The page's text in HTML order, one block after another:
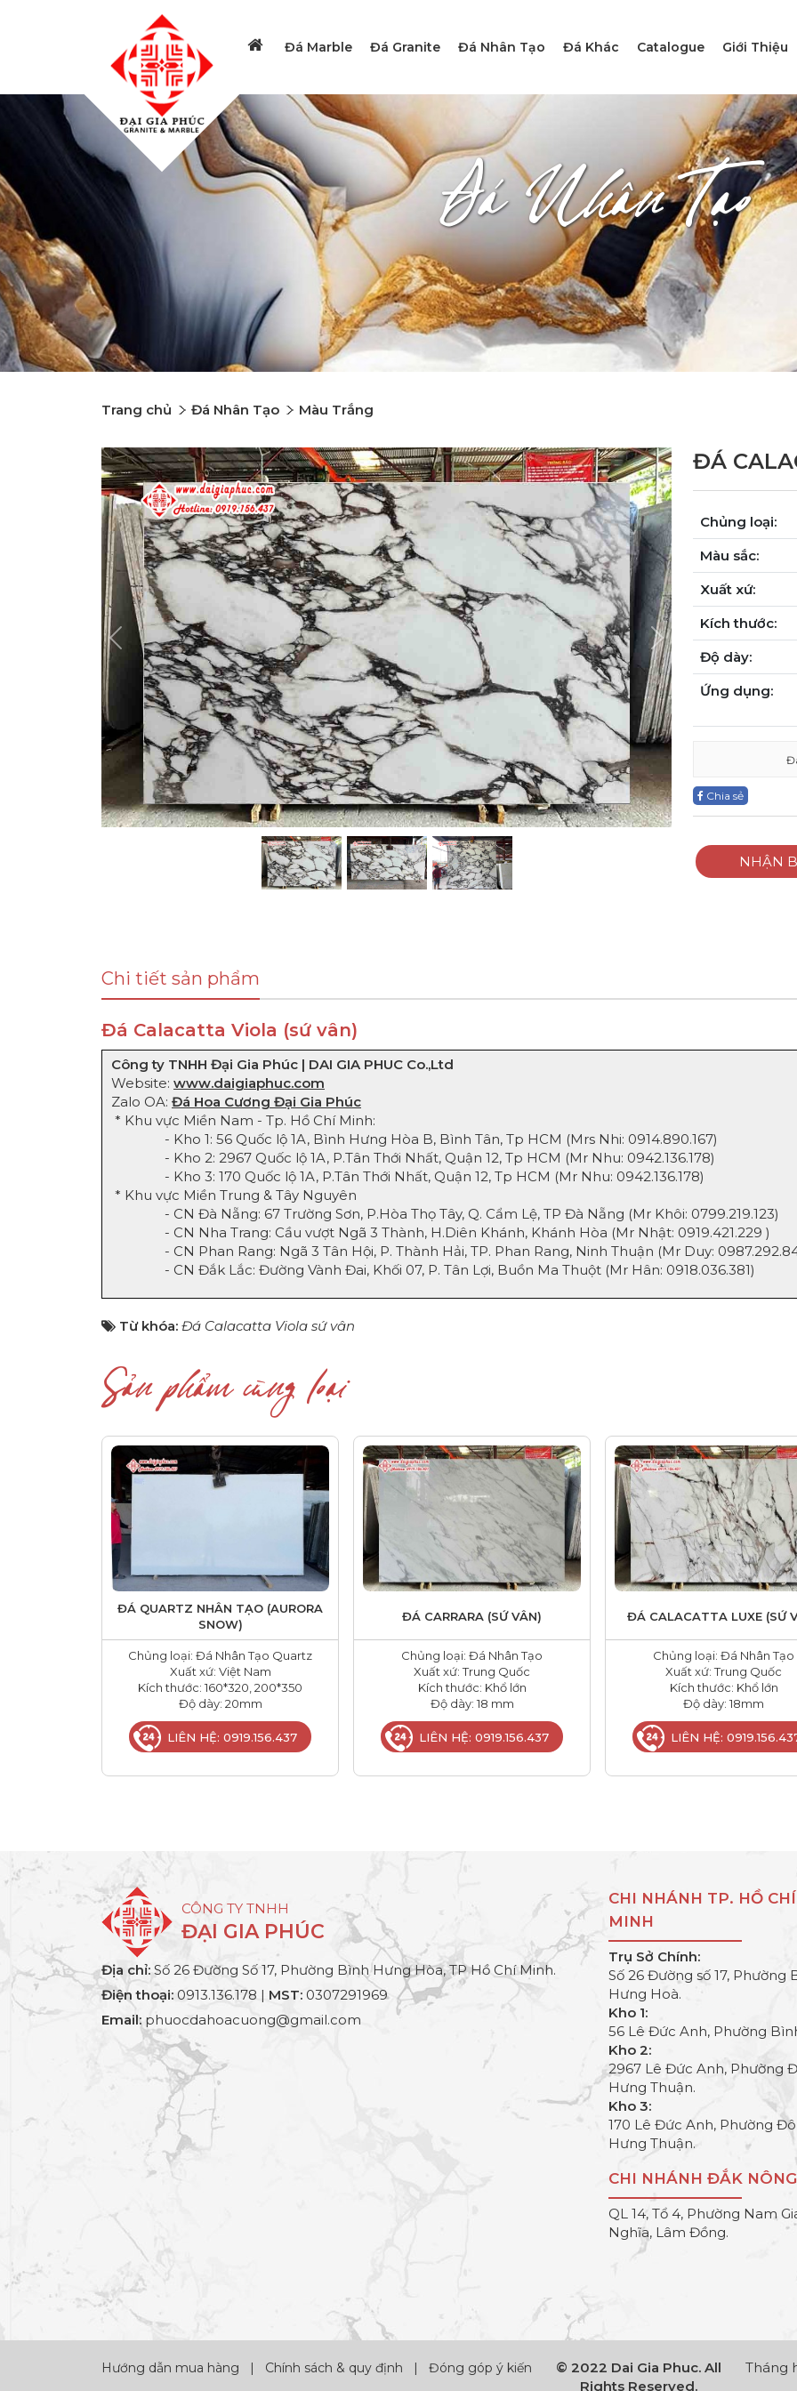
Đá Marble Đá Granite Đá Nhân Tạo Đá Khác Catalogue Giới Thiệu
Đá Nhân Tạo
Trang chủ Đá Nhân Tạo Màu Trắng
Previous Next
ĐÁ
Chủng loại:
Màu sắc:
Xuất xứ:
Kích thước:
Độ dày:
Ứng dụng:
Chia sẻ
NHẬN
Chi tiết sản phẩm
Đá Calacatta Viola (sứ vân)
Công ty TNHH Đại Gia Phúc | DAI GIA PHUC Co.,Ltd
Website: www.daigiaphuc.com
Zalo OA: Đá Hoa Cương Đại Gia Phúc
* Khu vực Miền Nam - Tp. Hồ Chí Minh:
- Kho 1: 56 Quốc lộ 1A, Bình Hưng Hòa B, Bình Tân, Tp HCM (Mrs Nhi: 0914.890.167)
- Kho 2: 2967 Quốc lộ 1A, P.Tân Thới Nhất, Quận 12, Tp HCM (Mr Nhu: 0942.136.178)
- Kho 3: 170 Quốc lộ 1A, P.Tân Thới Nhất, Quận 12, Tp HCM (Mr Nhu: 0942.136.178)
* Khu vực Miền Trung & Tây Nguyên
- CN Đà Nẵng: 67 Trường Sơn, P.Hòa Thọ Tây, Q. Cẩm Lệ, TP Đà Nẵng (Mr Khôi: 0799.219.123)
- CN Nha Trang: Cầu vượt Ngã 3 Thành, H.Diên Khánh, Khánh Hòa (Mr Nhật: 0919.421.229 )
- CN Phan Rang: Ngã 3 Tân Hội, P. Thành Hải, TP. Phan Rang, Ninh Thuận (Mr Duy:
- CN Đắk Lắc: Đường Vành Đai, Khối 07, P. Tân Lợi, Buồn Ma Thuột (Mr Hân: 0918.036.381)
Từ khóa: Đá Calacatta Viola sứ vân
Sản phẩm cùng loại
ĐÁ QUARTZ NHÂN TẠO (AURORA
SNOW)
Chủng loại: Đá Nhân Tạo Quartz
Xuất xứ: Việt Nam
Kích thước: 160*320, 200*350
Độ dày: 20mm
LIÊN HỆ: 0919.156.437
ĐÁ CARRARA (SỨ VÂN)
Chủng loại: Đá Nhân Tạo
Xuất xứ: Trung Quốc
Kích thước: Khổ lớn
Độ dày: 18 mm
LIÊN HỆ: 0919.156.437
ĐÁ CALACATTA LUXE (SỨ
Chủng loại: Đá Nhân Tạo
Xuất xứ: Trung Quốc
Kích thước: Khổ lớn
Độ dày: 18mm
LIÊN HỆ:
CÔNG TY TNHH
ĐẠI GIA PHÚC
Địa chỉ: Số 26 Đường Số 17, Phường Bình Hưng Hòa, TP Hồ Chí Minh.
Điện thoại: 0913.136.178 | MST: 0307291969
Email: phuocdahoacuong@gmail.com
CHI NHÁNH TP. HỒ CHÍ
MINH
Trụ Sở Chính:
Số 26 Đường số 17, Phường
Hưng Hoà.
Kho 1:
56 Lê Đức Anh, Phường
Kho 2:
2967 Lê Đức Anh, Phường
Hưng Thuận.
Kho 3:
170 Lê Đức Anh, Phường
Hưng Thuận.
CHI NHÁNH ĐẮK NÔNG
QL 14, Tổ 4, Phường Nam
Nghĩa, Lâm Đồng.
Hướng dẫn mua hàng | Chính sách & quy định | Đóng góp ý kiến
© 2022 Dai Gia Phuc. All
Rights Reserved.
Tháng